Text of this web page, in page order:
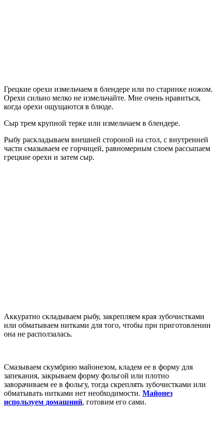
Грецкие орехи измельчаем в блендере или по старинке ножом.
Орехи сильно мелко не измельчайте. Мне очень нравиться,
когда орехи ощущаются в блюде.
Сыр трем крупной терке или измельчаем в блендере.
Рыбу раскладываем внешней стороной на стол, с внутренней
части смазываем ее горчицей, равномерным слоем рассыпаем
грецкие орехи и затем сыр.
Аккуратно складываем рыбу, закрепляем края зубочистками
или обматываем нитками для того, чтобы при приготовлении
она не расползалась.
Смазываем скумбрию майонезом, кладем ее в форму для
запекания, закрываем форму фольгой или плотно
заворачиваем ее в фольгу, тогда скреплять зубочистками или
обматывать нитками нет необходимости. Майонез
используем домашний, готовим его сами.